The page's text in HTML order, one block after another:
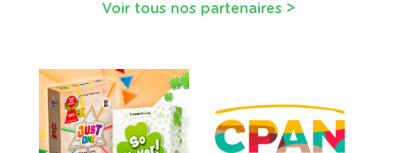
Voir tous nos partenaires >